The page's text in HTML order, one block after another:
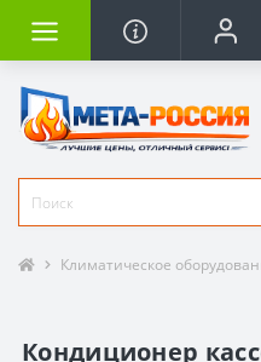
Климатическое
Кондиционер